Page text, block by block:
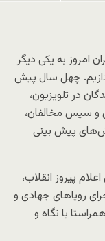
امروز به یکی دیگر
چهل سال پیش
در تلویزیون،
سپس مخالفان،
پیش بینی
پیروز انقلاب،
رویاهای جهادی و
با نگاه و